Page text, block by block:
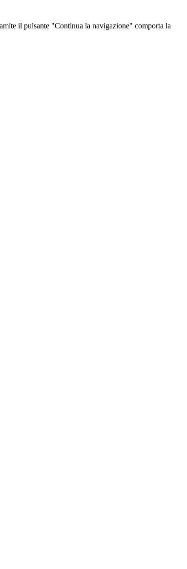
il pulsante "Continua la navigazione" comporta la